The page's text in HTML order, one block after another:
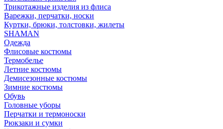
Трикотажные изделия из флиса
Варежки, перчатки, носки
Куртки, брюки, толстовки, жилеты
SHAMAN
Одежда
Флисовые костюмы
Термобелье
Летние костюмы
Демисезонные костюмы
Зимние костюмы
Обувь
Головные уборы
Перчатки и термоноски
Рюкзаки и сумки